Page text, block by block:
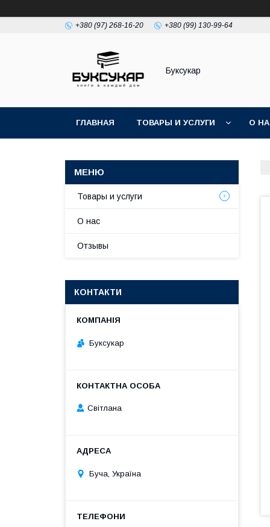
+380 (97) 268-16-20 +380 (99) 130-99-64
Буксукар
ГЛАВНАЯ ТОВАРЫ И УСЛУГИ О
Товары и услуги
О нас
Отзывы
КОНТАКТИ
Буксукар
Світлана
Буча, Україна